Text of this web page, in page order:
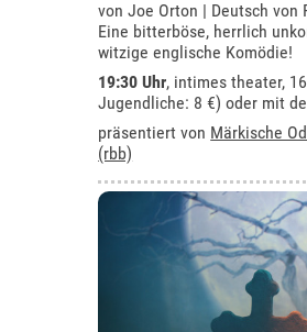
von Joe Orton | Deutsch von
Eine bitterböse, herrlich
witzige englische Komödie!
19:30 Uhr, intimes theater,
Jugendliche: 8 €) oder mit
präsentiert von Märkische
(rbb)